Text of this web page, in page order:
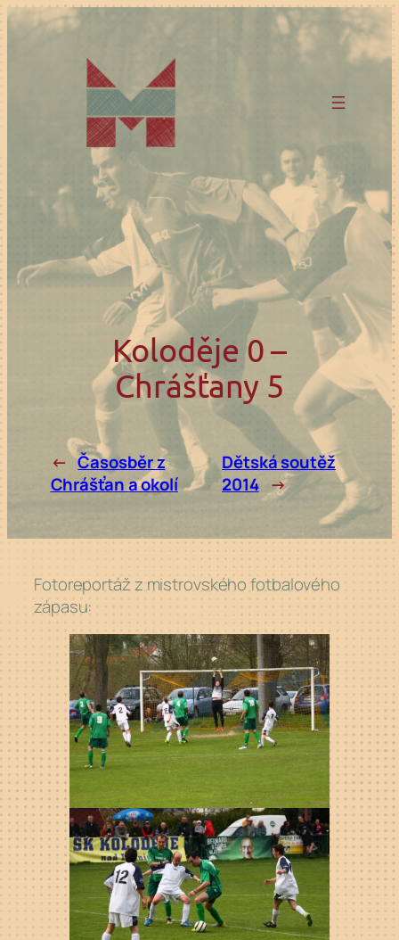
Přeskočit
Koloděje 0 –
Chrášťany 5
← Časosběr z
Chrášťan a okolí
Dětská soutěž
2014 →
Fotoreportáž z mistrovského fotbalového
zápasu: